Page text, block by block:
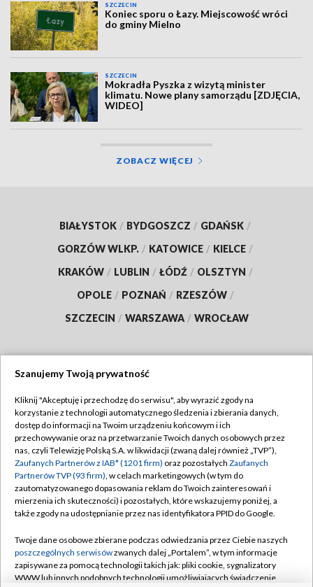
SZCZECIN
Koniec sporu o Łazy. Miejscowość wróci
do gminy Mielno
SZCZECIN
Mokradła Pyszka z wizytą minister
klimatu. Nowe plany samorządu [ZDJĘCIA,
WIDEO]
ZOBACZ WIĘCEJ
BIAŁYSTOK / BYDGOSZCZ / GDAŃSK /
GORZÓW WLKP. / KATOWICE / KIELCE /
KRAKÓW / LUBLIN / ŁÓDŹ / OLSZTYN /
OPOLE / POZNAŃ / RZESZÓW /
SZCZECIN / WARSZAWA / WROCŁAW
TVP
Abonament TVP
Emisja w TVP
Centrum informacji TVP
Naziemna Telewizja Cyfrowa
Rada Programowa
System NOS
Regulamin TVP
Polityka prywatności
Moje zgody
Pomoc
Kontakt
Szanujemy Twoją prywatność
Kliknij "Akceptuję i przechodzę do serwisu", aby wyrazić zgody na
korzystanie z technologii automatycznego śledzenia i zbierania danych,
dostęp do informacji na Twoim urządzeniu końcowym i ich
przechowywanie oraz na przetwarzanie Twoich danych osobowych przez
nas, czyli Telewizję Polską S.A. w likwidacji (zwaną dalej również „TVP”),
Zaufanych Partnerów z IAB* (1201 firm) oraz pozostałych Zaufanych
Partnerów TVP (93 firm), w celach marketingowych (w tym do
zautomatyzowanego dopasowania reklam do Twoich zainteresowań i
mierzenia ich skuteczności) i pozostałych, które wskazujemy poniżej, a
także zgody na udostępnianie przez nas identyfikatora PPID do Google.
Twoje dane osobowe zbierane podczas odwiedzania przez Ciebie naszych
poszczególnych serwisówzwanych dalej „Portalem”, w tym informacje
zapisywane za pomocą technologii takich jak: pliki cookie, sygnalizatory
WWW lub innych podobnych technologii umożliwiających świadczenie